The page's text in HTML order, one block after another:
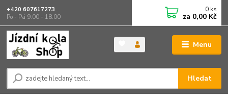
Menu
Hledat
+420 607617273
Po - Pá 9.00 - 18.00
0 ks
za 0,00 Kč